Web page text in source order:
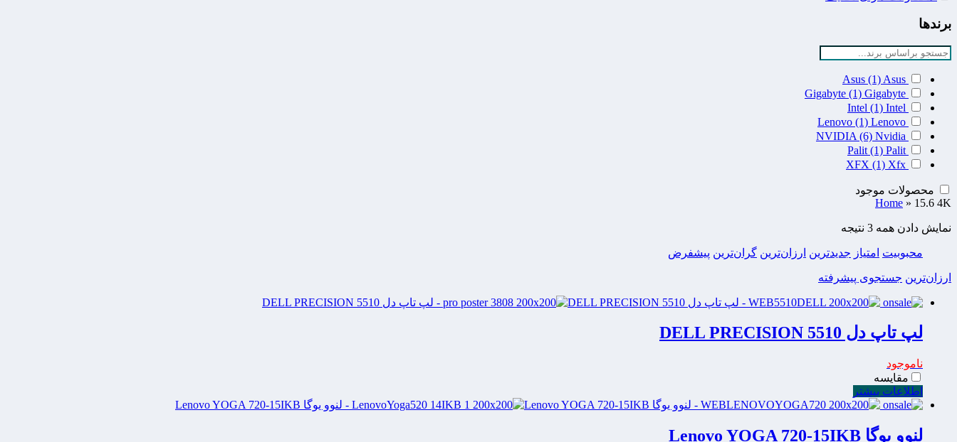
برندها
Asus (1) Asus
Gigabyte (1) Gigabyte
Intel (1) Intel
Lenovo (1) Lenovo
NVIDIA (6) Nvidia
Palit (1) Palit
XFX (1) Xfx
محصولات موجود
Home » 15.6 4K
نمایش دادن همه 3 نتیجه
محبوبیت امتیاز جدیدترین ارزان‌ترین گران‌ترین پیشفرض
ارزان‌ترین جستجوی پیشرفته
لپ تاپ دل DELL PRECISION 5510
ناموجود
مقایسه
اطلاعات بیشتر
لنوو یوگا Lenovo YOGA 720-15IKB